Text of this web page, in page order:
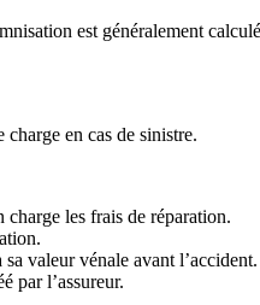
est généralement
en cas de sinistre.
charge les frais de réparation.
valeur vénale avant l’accident.
par l’assureur.